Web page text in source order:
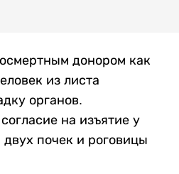
донором как
из листа
органов.
на изъятие у
почек и роговицы